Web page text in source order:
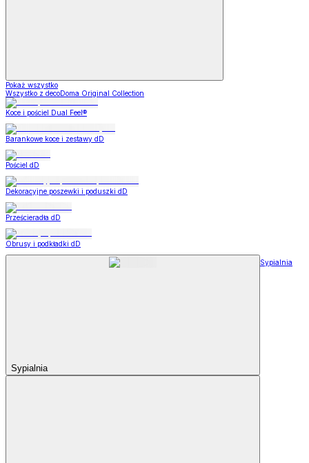
Pokaż wszystko
Wszystko z decoDoma Original Collection
Koce i pościel Dual Feel®
Barankowe koce i zestawy dD
Pościel dD
Dekoracyjne poszewki i poduszki dD
Prześcieradła dD
Obrusy i podkładki dD
Sypialnia
Sypialnia